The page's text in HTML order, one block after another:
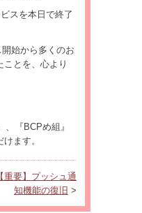
スを本日で終了
始から多くのお
ことを、心より
『BCPめ組』
ます。
【重要】プッシュ通
知機能の復旧 >